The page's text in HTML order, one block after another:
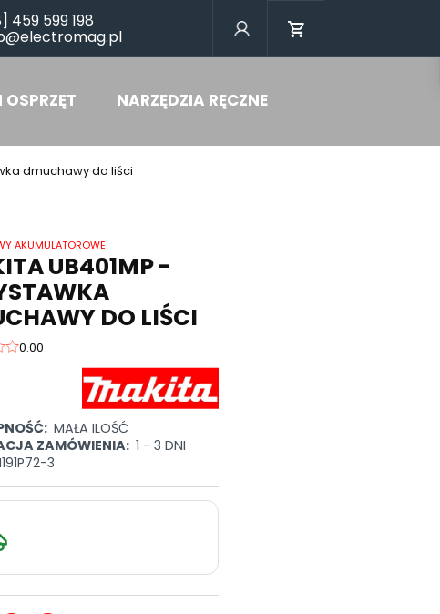
459 599 198
NARZĘDZIA RĘCZNE
dmuchawy do liści
AKUMULATOROWE
UB401MP -
DO LIŚCI
0.00
MAŁA ILOŚĆ
ZAMÓWIENIA: 1 - 3 DNI
3